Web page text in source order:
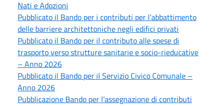
Nati e Adozioni
Pubblicato il Bando per i contributi per l’abbattimento
delle barriere architettoniche negli edifici privati
Pubblicato il Bando per il contributo alle spese di
trasporto verso strutture sanitarie e socio-rieducative
– Anno 2026
Pubblicato il Bando per il Servizio Civico Comunale –
Anno 2026
Pubblicazione Bando per l’assegnazione di contributi